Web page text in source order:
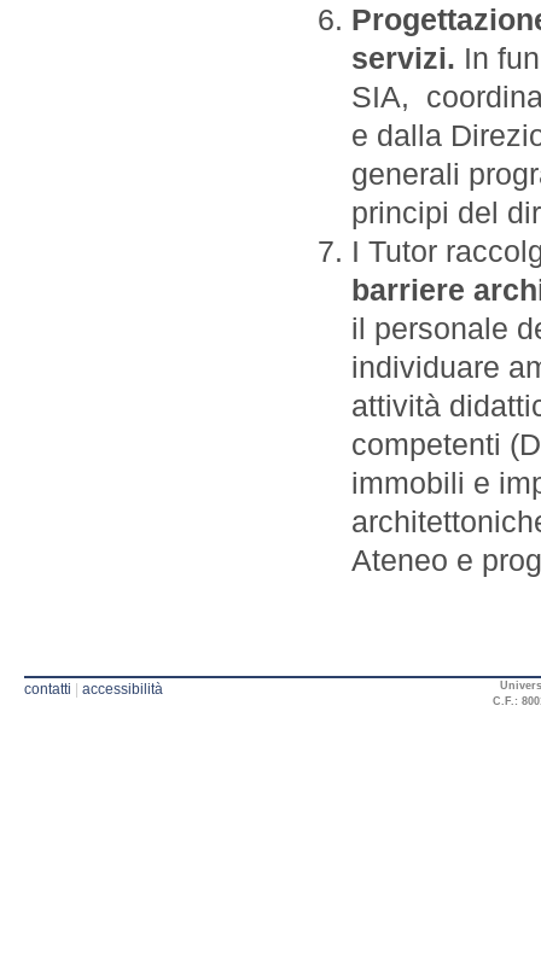
servizi. In
SIA,
e dalla
generali
principi del
I Tutor
barriere
il personale
individuare
attività
competenti
immobili e
Ateneo e
contatti accessibilità
C.F.: